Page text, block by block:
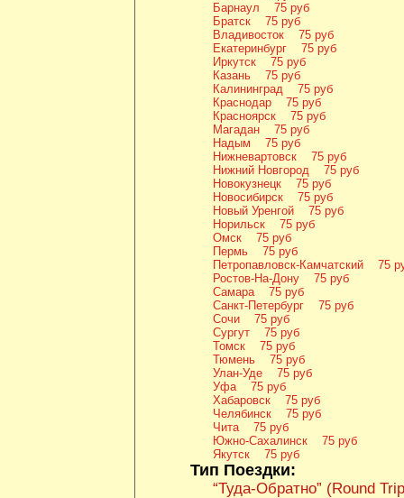
Барнаул 75 руб
Братск 75 руб
Владивосток 75 руб
Екатеринбург 75 руб
Иркутск 75 руб
Казань 75 руб
Калининград 75 руб
Краснодар 75 руб
Красноярск 75 руб
Магадан 75 руб
Надым 75 руб
Нижневартовск 75 руб
Нижний Новгород 75 руб
Новокузнецк 75 руб
Новосибирск 75 руб
Новый Уренгой 75 руб
Норильск 75 руб
Омск 75 руб
Пермь 75 руб
Петропавловск-Камчатский 75
Ростов-На-Дону 75 руб
Самара 75 руб
Санкт-Петербург 75 руб
Сочи 75 руб
Сургут 75 руб
Томск 75 руб
Тюмень 75 руб
Улан-Уде 75 руб
Уфа 75 руб
Хабаровск 75 руб
Челябинск 75 руб
Чита 75 руб
Южно-Сахалинск 75 руб
Якутск 75 руб
Тип Поездки:
“Туда-Обратно” (Round